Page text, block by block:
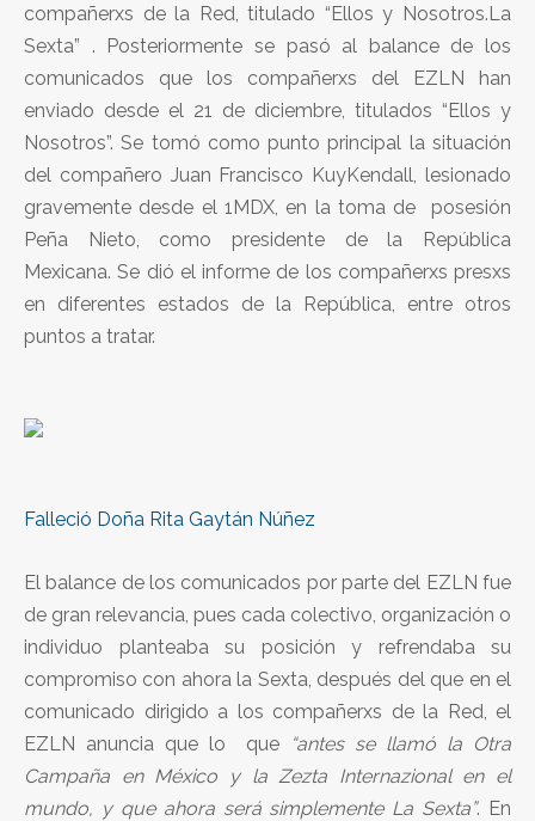
compañerxs de la Red, titulado “Ellos y Nosotros.La
Sexta” . Posteriormente se pasó al balance de los
comunicados que los compañerxs del EZLN han
enviado desde el 21 de diciembre, titulados “Ellos y
Nosotros”. Se tomó como punto principal la situación
del compañero Juan Francisco KuyKendall, lesionado
gravemente desde el 1MDX, en la toma de posesión
Peña Nieto, como presidente de la República
Mexicana. Se dió el informe de los compañerxs presxs
en diferentes estados de la República, entre otros
puntos a tratar.
Falleció Doña Rita Gaytán Núñez
El balance de los comunicados por parte del EZLN fue
de gran relevancia, pues cada colectivo, organización o
individuo planteaba su posición y refrendaba su
compromiso con ahora la Sexta, después del que en el
comunicado dirigido a los compañerxs de la Red, el
EZLN anuncia que lo que
“antes se llamó la Otra
Campaña en México y la Zezta Internazional en el
mundo, y que ahora será simplemente La Sexta”. En